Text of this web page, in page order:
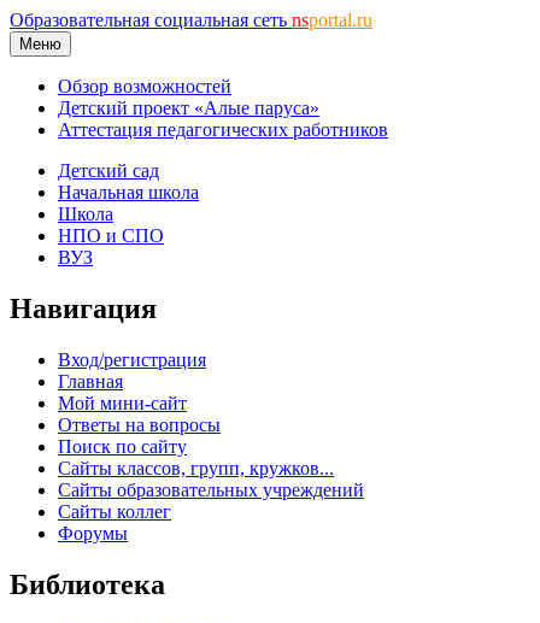
Образовательная социальная сеть nsportal.ru
Меню
Обзор возможностей
Детский проект «Алые паруса»
Аттестация педагогических работников
Детский сад
Начальная школа
Школа
НПО и СПО
ВУЗ
Навигация
Вход/регистрация
Главная
Мой мини-сайт
Ответы на вопросы
Поиск по сайту
Сайты классов, групп, кружков...
Сайты образовательных учреждений
Сайты коллег
Форумы
Библиотека